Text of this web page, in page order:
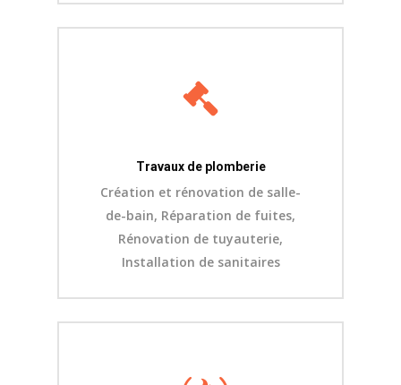
Travaux de plomberie
Création et rénovation de salle-
de-bain, Réparation de fuites,
Rénovation de tuyauterie,
Installation de sanitaires